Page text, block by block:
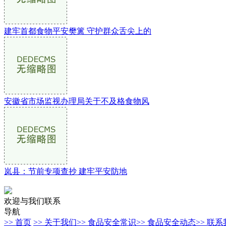
建牢首都食物平安樊篱 守护群众舌尖上的
安徽省市场监视办理局关于不及格食物风
岚县：节前专项查抄 建牢平安防地
欢迎与我们联系
导航
>> 首页 >> 关于我们>> 食品安全常识>> 食品安全动态>> 联系